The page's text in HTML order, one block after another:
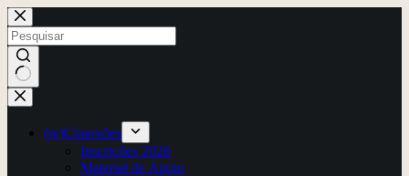
Pular
para
o
conteúdo
Sem
resultados
(re)Conexões
Inscrições 2026
Material de Apoio